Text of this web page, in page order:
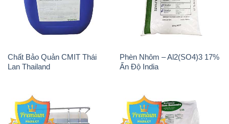
Chất Bảo Quản CMIT Thái
Lan Thailand
Phèn Nhôm – Al2(SO4)3 17%
Ấn Độ India